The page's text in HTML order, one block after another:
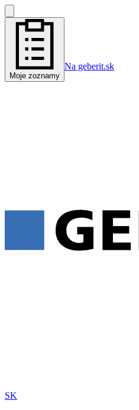
Moje zoznamy
Na geberit.sk
SK